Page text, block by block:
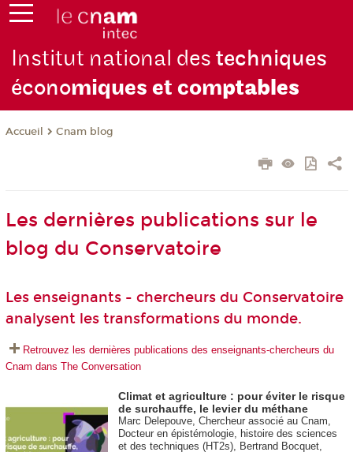
Institut national destechniques
économiques et comptables
Accueil Cnam blog
Les dernières publications sur le
blog du Conservatoire
Les enseignants - chercheurs du Conservatoire
analysent les transformations du monde.
Retrouvez les dernières publications des enseignants-chercheurs du
Cnam dans The Conversation
Climat et agriculture : pour éviter le risque
de surchauffe, le levier du méthane
Marc Delepouve, Chercheur associé au Cnam,
Docteur en épistémologie, histoire des sciences
et des techniques (HT2s), Bertrand Bocquet,